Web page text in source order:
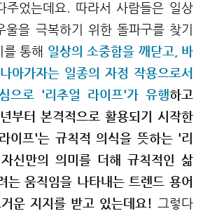
주었는데요. 따라서 사람들은 일상
울을 극복하기 위한 돌파구를 찾기
통해 일상의 소중함을 깨닫고, 바
아가자는 일종의 자정 작용으로서
으로 '리추얼 라이프'가 유행하고
부터 본격적으로 활용되기 시작한
이프'는 규칙적 의식을 뜻하는 '리
신만의 의미를 더해 규칙적인 삶
는 움직임을 나타내는 트렌드 용어
운 지지를 받고 있는데요! 그렇다